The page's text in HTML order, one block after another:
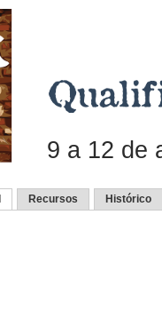
9 a 12 de
Recursos Histórico